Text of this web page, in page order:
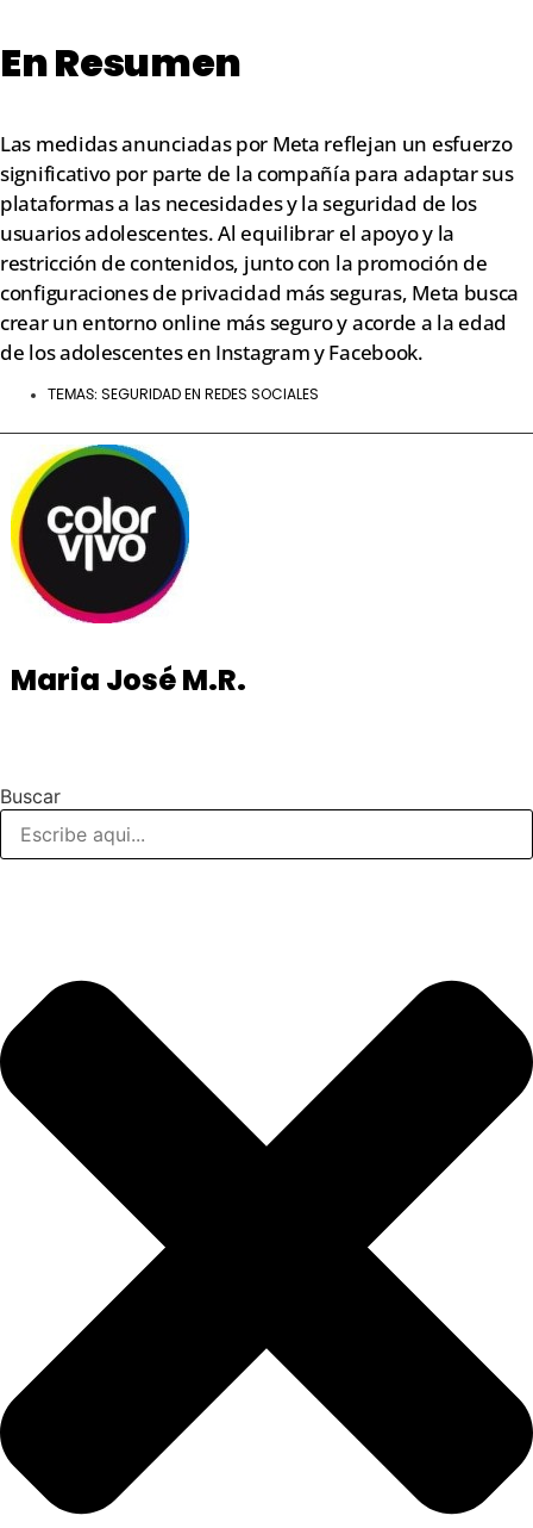
En Resumen
Las medidas anunciadas por Meta reflejan un esfuerzo
significativo por parte de la compañía para adaptar sus
plataformas a las necesidades y la seguridad de los
usuarios adolescentes. Al equilibrar el apoyo y la
restricción de contenidos, junto con la promoción de
configuraciones de privacidad más seguras, Meta busca
crear un entorno online más seguro y acorde a la edad
de los adolescentes en Instagram y Facebook.
TEMAS: SEGURIDAD EN REDES SOCIALES
Maria José M.R.
Buscar